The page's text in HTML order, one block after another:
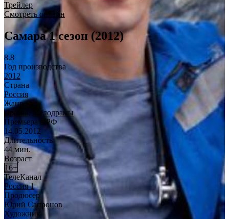
Трейлер
Смотреть онлайн
Самара 1 сезон (2012)
8.8
Год производства
2012
Страна
Россия
Жанр
Драмы,Мелодрамы
Премьера в РФ
14.05.2012
Длительность
44 мин.
Возраст
16+
ТелеКанал
Россия 1
Продюсер
Юрий Сапронов
Художник